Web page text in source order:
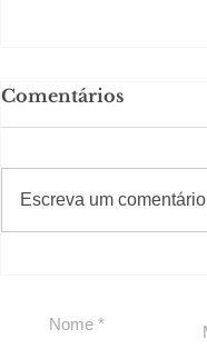
para São Paulo
Comentários
Escreva um comentário
#Sugestões